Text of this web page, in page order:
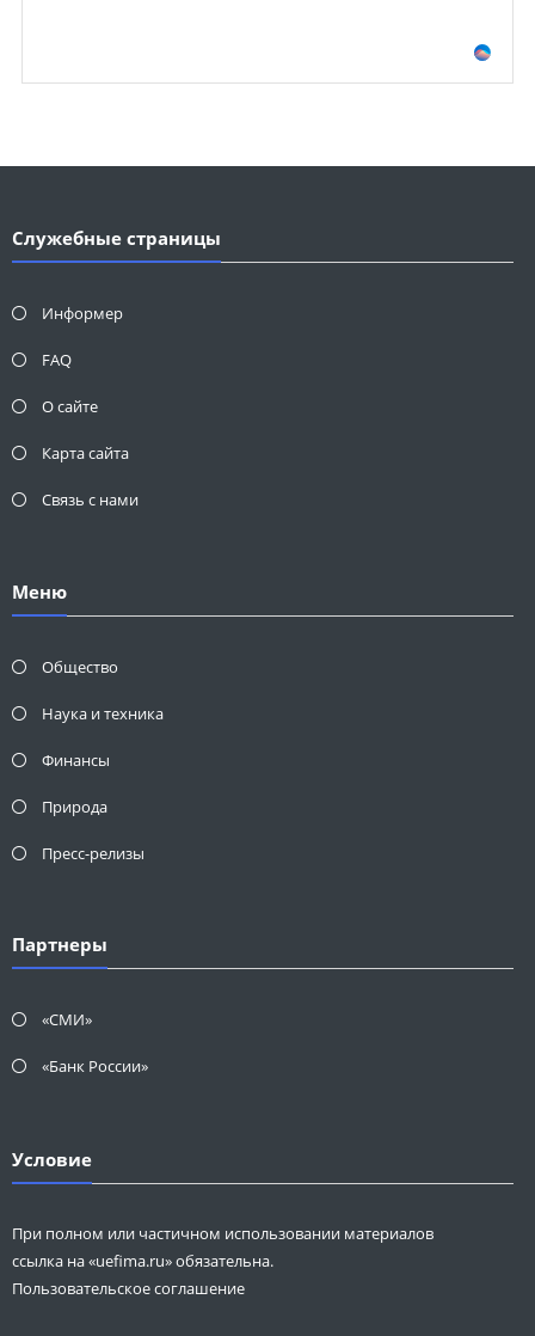
Служебные страницы
Информер
FAQ
О сайте
Карта сайта
Связь с нами
Меню
Общество
Наука и техника
Финансы
Природа
Пресс-релизы
Партнеры
«СМИ»
«Банк России»
Условие
При полном или частичном использовании материалов
ссылка на «uefima.ru» обязательна.
Пользовательское соглашение